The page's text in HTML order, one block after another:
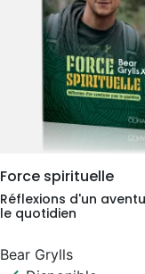
APERÇU
Force spirituelle
Réflexions d'un
le quotidien
Bear Grylls